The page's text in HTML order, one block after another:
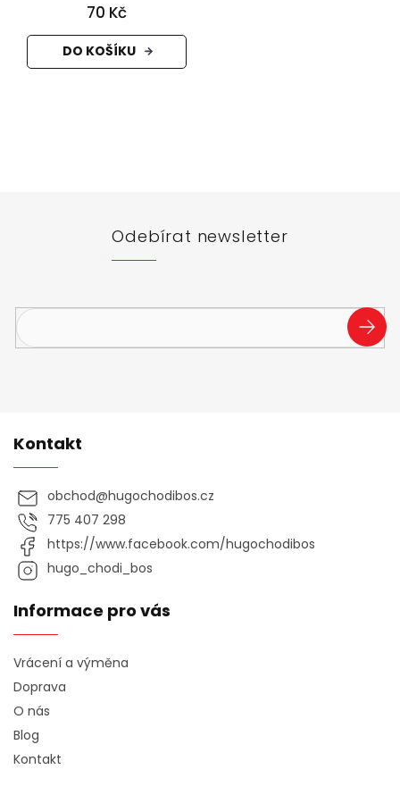
70 Kč
DO KOŠÍKU
Odebírat newsletter
SE
Kontakt
obchod@hugochodibos.cz
775 407 298
https://www.facebook.com/hugochodibos
hugo_chodi_bos
Informace pro vás
Vrácení a výměna
Doprava
O nás
Blog
Kontakt